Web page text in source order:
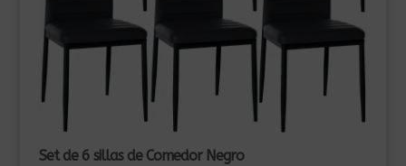
Set de 6 sillas de Comedor Negro